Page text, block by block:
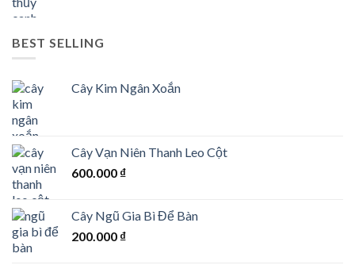
BEST SELLING
Cây Kim Ngân Xoắn
Cây Vạn Niên Thanh Leo Cột
600.000 ₫
Cây Ngũ Gia Bì Để Bàn
200.000 ₫